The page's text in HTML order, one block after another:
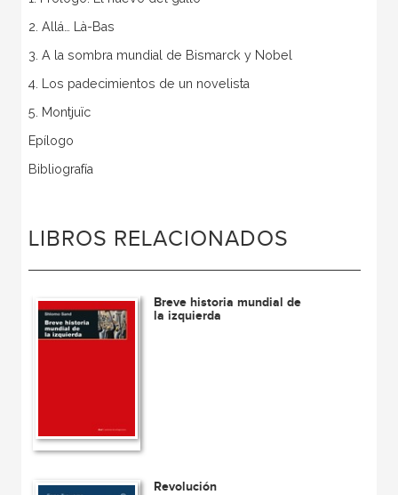
2. Allá… Là-Bas
3. A la sombra mundial de Bismarck y Nobel
4. Los padecimientos de un novelista
5. Montjuïc
Epílogo
Bibliografía
LIBROS RELACIONADOS
Breve historia mundial de
la izquierda
Revolución